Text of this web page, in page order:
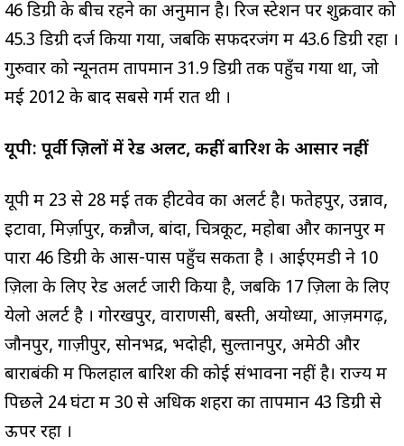
46 डिग्री के बीच रहने का अनुमान है। रिज स्टेशन पर शुक्रवार को
45.3 डिग्री दर्ज किया गया, जबकि सफदरजंग में 43.6 डिग्री रहा ।
गुरुवार को न्यूनतम तापमान 31.9 डिग्री तक पहुँच गया था, जो
मई 2012 के बाद सबसे गर्म रात थी ।
यूपी: पूर्वी ज़िलों में रेड अलर्ट, कहीं बारिश के आसार नहीं
यूपी में 23 से 28 मई तक हीटवेव का अलर्ट है। फतेहपुर, उन्नाव,
इटावा, मिर्ज़ापुर, कन्नौज, बांदा, चित्रकूट, महोबा और कानपुर में
पारा 46 डिग्री के आस-पास पहुँच सकता है । आईएमडी ने 10
ज़िलों के लिए रेड अलर्ट जारी किया है, जबकि 17 ज़िलों के लिए
येलो अलर्ट है । गोरखपुर, वाराणसी, बस्ती, अयोध्या, आज़मगढ़,
जौनपुर, गाज़ीपुर, सोनभद्र, भदोही, सुल्तानपुर, अमेठी और
बाराबंकी में फिलहाल बारिश की कोई संभावना नहीं है। राज्य में
पिछले 24 घंटों में 30 से अधिक शहरों का तापमान 43 डिग्री से
ऊपर रहा ।